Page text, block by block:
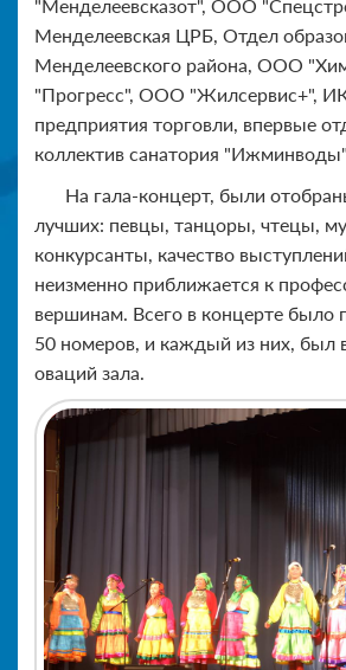
"Менделеевсказот", ООО
Менделеевская ЦРБ, Отдел
Менделеевского района, ООО
"Прогресс", ООО "Жилсервис+",
предприятия торговли, впервые
коллектив санатория
На гала-концерт, были
лучших: певцы, танцоры, чтецы,
конкурсанты, качество
неизменно приближается к
вершинам. Всего в концерте было
50 номеров, и каждый из них, был
оваций зала.